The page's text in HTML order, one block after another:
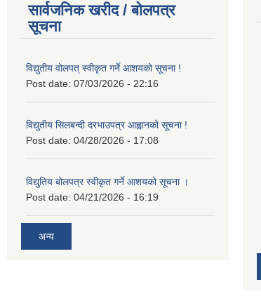
सार्वजनिक खरीद / बोलपत्र
सूचना
विद्युतीय वोलपत् स्वीकृत गर्ने आशयको सूचना !
Post date: 07/03/2026 - 22:16
विद्युतीय सिलबन्दी दरभाउपत्र आह्वानको सूचना !
Post date: 04/28/2026 - 17:08
विद्युतिय बोलपत्र स्वीकृत गर्ने आशयको सूचना ।
Post date: 04/21/2026 - 16:19
अन्य